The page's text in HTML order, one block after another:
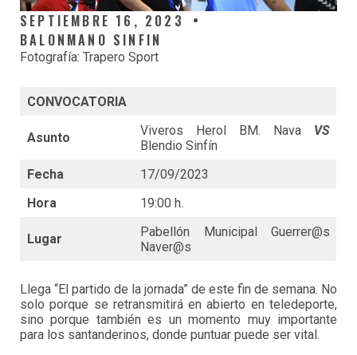
SEPTIEMBRE 16, 2023
BALONMANO SINFIN
Fotografía: Trapero Sport
CONVOCATORIA
Asunto Viveros Herol BM. Nava VS
Blendio Sinfín
Fecha
17/09/2023
Hora
19:00 h.
Lugar
Pabellón Municipal Guerrer@s
Naver@s
Llega “El partido de la jornada” de este fin de semana. No
solo porque se retransmitirá en abierto en teledeporte,
sino porque también es un momento muy importante
para los santanderinos, donde puntuar puede ser vital.